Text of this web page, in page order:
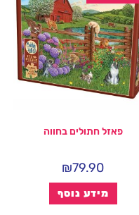
פאזל חתולים בחווה
₪79.90
מידע נוסף